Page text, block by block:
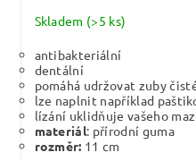
Skladem (>5 ks)
antibakteriální
dentální
pomáhá udržovat zuby
lze naplnit například
lízání uklidňuje vašeho
materiál: přírodní guma
rozměr: 11 cm